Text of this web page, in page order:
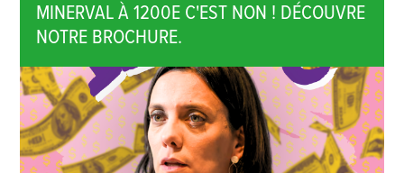
MINERVAL À 1200E C'EST NON ! DÉCOUVRE
NOTRE BROCHURE.